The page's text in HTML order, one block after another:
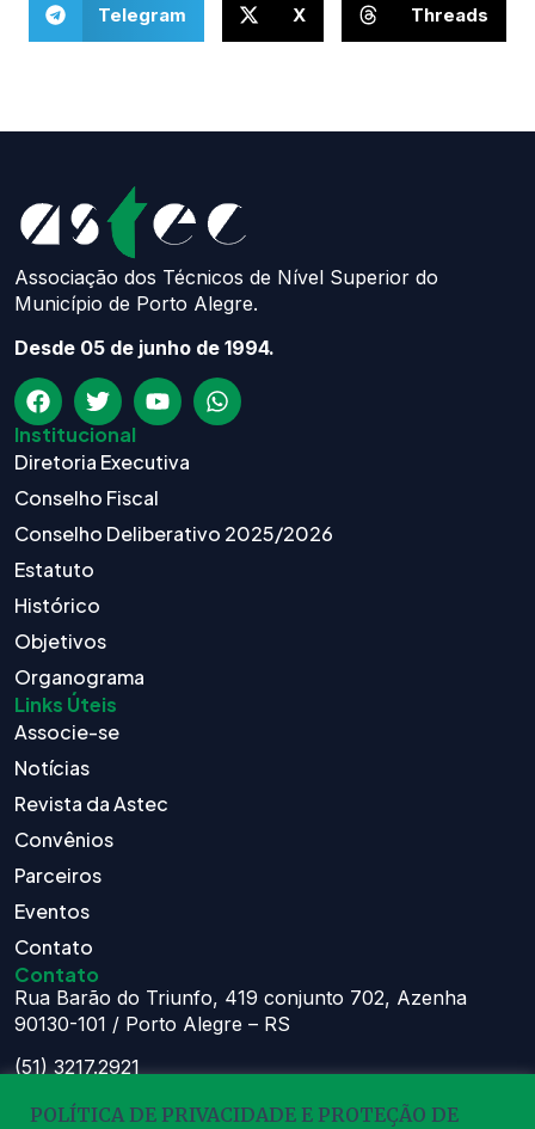
Telegram X Threads
Associação dos Técnicos de Nível Superior do
Município de Porto Alegre.
Desde 05 de junho de 1994.
Institucional
Diretoria Executiva
Conselho Fiscal
Conselho Deliberativo 2025/2026
Estatuto
Histórico
Objetivos
Organograma
Links Úteis
Associe-se
Notícias
Revista da Astec
Convênios
Parceiros
Eventos
Contato
Contato
Rua Barão do Triunfo, 419 conjunto 702, Azenha
90130-101 / Porto Alegre – RS
(51) 3217.2921
POLÍTICA DE PRIVACIDADE E PROTEÇÃO DE